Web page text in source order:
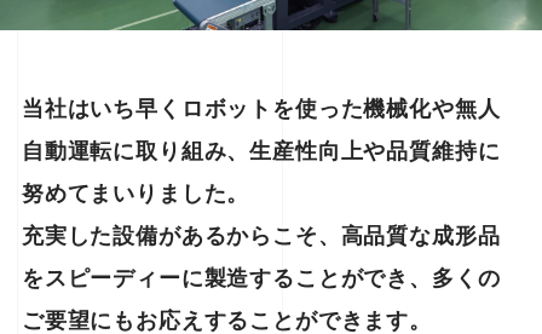
当社はいち早くロボットを使った機械化や無人
自動運転に取り組み、生産性向上や品質維持に
努めてまいりました。
充実した設備があるからこそ、高品質な成形品
をスピーディーに製造することができ、 多くの
ご要望にもお応えすることができます。